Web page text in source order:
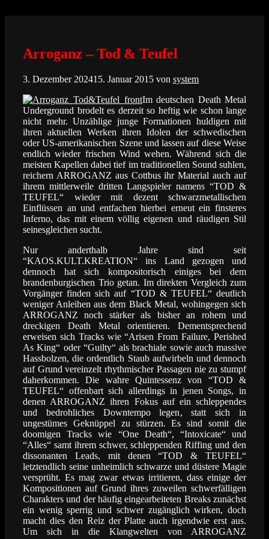
Arroganz – Tod & Teufel
3. Dezember 202415. Januar 2015 von system
Im deutschen Death Metal
Underground brodelt es derzeit so heftig wie schon lange
nicht mehr. Unzählige junge Formationen huldigen mit
ihren aktuellen Werken ihren Idolen der schwedischen
oder US-amerikanischen Szene und lassen auf diese Weise
endlich wieder frischen Wind wehen. Während sich die
meisten Kapellen dabei tief im traditionellen Sound suhlen,
reichern ARROGANZ aus Cottbus ihr Material auch auf
ihrem mittlerweile dritten Langspieler namens “TOD &
TEUFEL“ wieder mit dezent schwarzmetallischen
Einflüssen an und entfachen hierbei erneut ein finsteres
Inferno, das mit einem völlig eigenen und räudigen Stil
seinesgleichen sucht.
Nur anderthalb Jahre sind seit
“KAOS.KULT.KREATION“ ins Land gezogen und
dennoch hat sich kompositorisch einiges bei dem
brandenburgischen Trio getan. Im direkten Vergleich zum
Vorgänger finden sich auf “TOD & TEUFEL“ deutlich
weniger Anleihen aus dem Black Metal, wohingegen sich
ARROGANZ noch stärker als bisher an rohem und
dreckigen Death Metal orientieren. Dementsprechend
erweisen sich Tracks wie “Arisen From Failure, Perished
As King“ oder “Guilty“ als brachiale sowie auch massive
Hassbolzen, die ordentlich Staub aufwirbeln und dennoch
auf Grund vereinzelt rhythmischer Passagen nie zu stumpf
daherkommen. Die wahre Quintessenz von “TOD &
TEUFEL“ offenbart sich allerdings in jenen Songs, in
denen ARROGANZ ihren Fokus auf ein schleppendes
und bedrohliches Downtempo legen, statt sich in
ungestümes Geknüppel zu stürzen. Es sind somit die
doomigen Tracks wie “One Death“, “Intoxicate“ und
“Alles“ samt ihrem schwer, schleppenden Riffing und den
dissonanten Leads, mit denen “TOD & TEUFEL“
letztendlich seine unheimlich schwarze und düstere Magie
versprüht. Es mag zwar etwas irritieren, dass einige der
Kompositionen auf Grund ihres zuweilen schwerfälligen
Charakters und der häufig eingearbeiteten Breaks zunächst
ein wenig sperrig und schwer zugänglich wirken, doch
macht dies den Reiz der Platte auch irgendwie erst aus.
Um sich in die Klangwelten von ARROGANZ